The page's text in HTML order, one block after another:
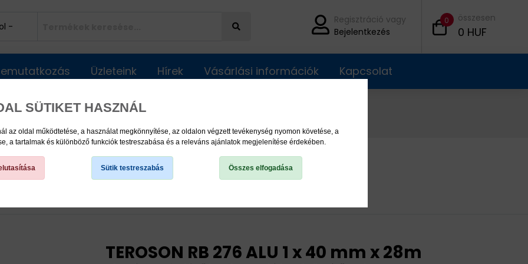
SÜTIKET HASZNÁL
az oldal működtetése, a használat megkönnyítése, az oldalon végzett tevékenység nyomon követése, a
a tartalmak és különböző funkciók testreszabása és a releváns ajánlatok megjelenítése érdekében.
Sütik testreszabás Összes elfogadása
Regisztráció vagy
Bejelentkezés
0 összesen
0 HUF
Üzleteink Hírek Vásárlási információk Kapcsolat
TEROSON RB 276 ALU 1 x 40 mm x 28m